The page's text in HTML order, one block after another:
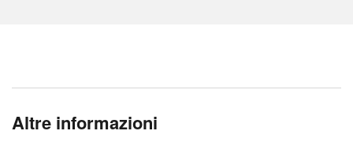
Altre informazioni